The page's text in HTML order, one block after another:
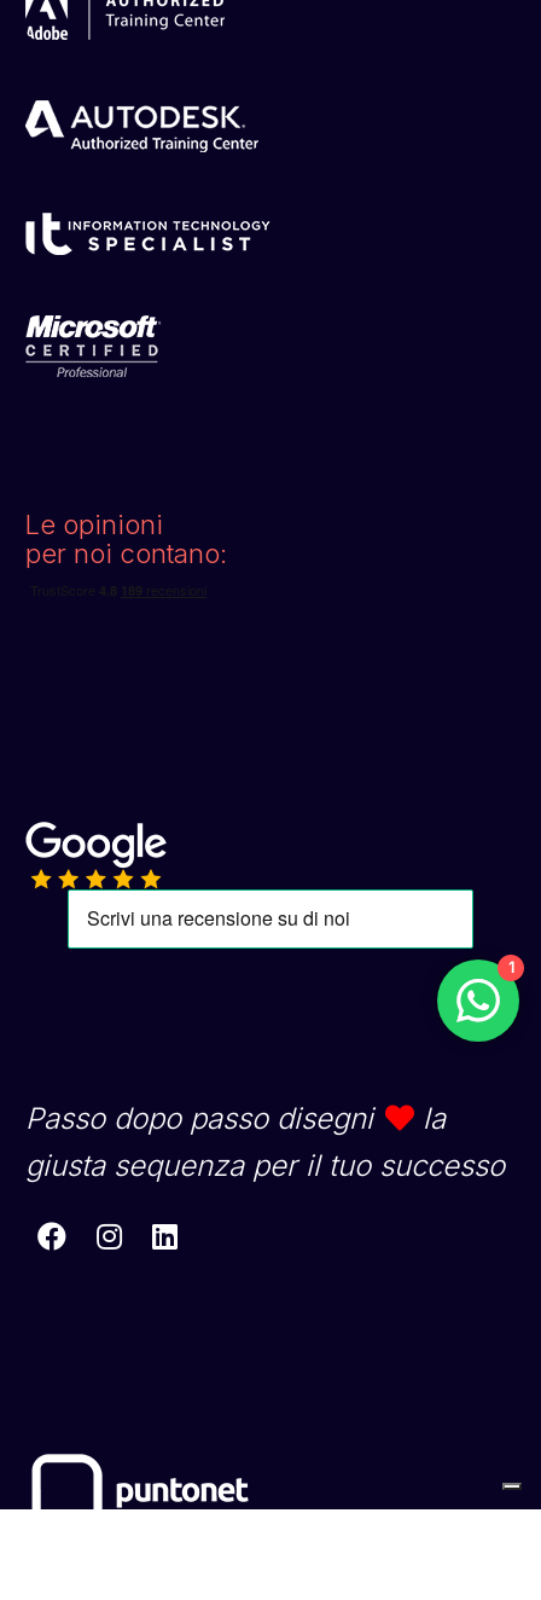
Le opinioni
per noi contano:
Passo dopo passo disegni
la
giusta sequenza per il tuo successo
1